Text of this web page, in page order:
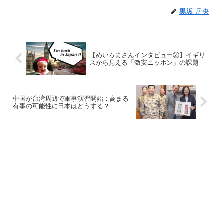
黒坂 岳央
【めいろまさんインタビュー②】イギリ
スから見える「激安ニッポン」の課題
中国が台湾周辺で軍事演習開始：高まる
有事の可能性に日本はどうする？